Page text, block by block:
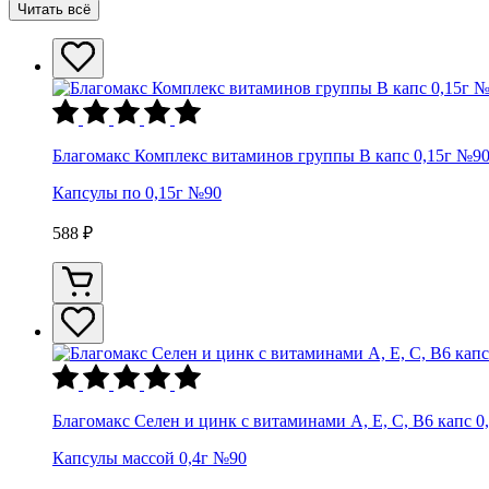
Читать всё
Благомакс Комплекс витаминов группы В капс 0,15г №90
Капсулы по 0,15г №90
588 ₽
Благомакс Селен и цинк с витаминами А, Е, С, В6 капс
Капсулы массой 0,4г №90